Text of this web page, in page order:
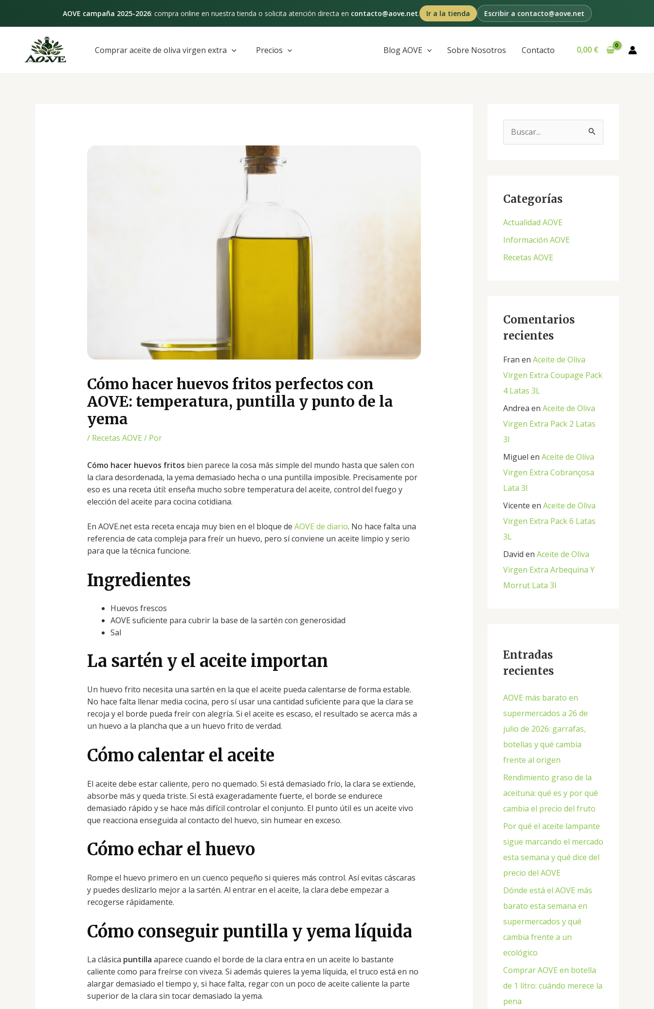
AOVE campaña 2025-2026: compra online en nuestra tienda o solicita atención directa en contacto@aove.net. Ir a la tienda Escribir a contacto@aove.net
contenido
Comprar aceite de oliva virgen extra
Precios Blog AOVE Sobre Nosotros Contacto 0,00 €
Cómo hacer huevos fritos perfectos con
AOVE: temperatura, puntilla y punto de la
yema
/ Recetas AOVE / Por
Cómo hacer huevos fritos bien parece la cosa más simple del mundo hasta que salen con
la clara desordenada, la yema demasiado hecha o una puntilla imposible. Precisamente por
eso es una receta útil: enseña mucho sobre temperatura del aceite, control del fuego y
elección del aceite para cocina cotidiana.
En AOVE.net esta receta encaja muy bien en el bloque de AOVE de diario. No hace falta una
referencia de cata compleja para freír un huevo, pero sí conviene un aceite limpio y serio
para que la técnica funcione.
Ingredientes
Huevos frescos
AOVE suficiente para cubrir la base de la sartén con generosidad
Sal
La sartén y el aceite importan
Un huevo frito necesita una sartén en la que el aceite pueda calentarse de forma estable.
No hace falta llenar media cocina, pero sí usar una cantidad suficiente para que la clara se
recoja y el borde pueda freír con alegría. Si el aceite es escaso, el resultado se acerca más a
un huevo a la plancha que a un huevo frito de verdad.
Cómo calentar el aceite
El aceite debe estar caliente, pero no quemado. Si está demasiado frío, la clara se extiende,
absorbe más y queda triste. Si está exageradamente fuerte, el borde se endurece
demasiado rápido y se hace más difícil controlar el conjunto. El punto útil es un aceite vivo
que reacciona enseguida al contacto del huevo, sin humear en exceso.
Cómo echar el huevo
Rompe el huevo primero en un cuenco pequeño si quieres más control. Así evitas cáscaras
y puedes deslizarlo mejor a la sartén. Al entrar en el aceite, la clara debe empezar a
recogerse rápidamente.
Cómo conseguir puntilla y yema líquida
La clásica puntilla aparece cuando el borde de la clara entra en un aceite lo bastante
caliente como para freírse con viveza. Si además quieres la yema líquida, el truco está en no
alargar demasiado el tiempo y, si hace falta, regar con un poco de aceite caliente la parte
superior de la clara sin tocar demasiado la yema.
de
entradas
a
p
o
r
Categorías
Actualidad AOVE
Información AOVE
Recetas AOVE
Comentarios
recientes
Fran en Aceite de Oliva
Virgen Extra Coupage Pack
4 Latas 3L
Andrea en Aceite de Oliva
Virgen Extra Pack 2 Latas
3l
Miguel en Aceite de Oliva
Virgen Extra Cobrançosa
Lata 3l
Vicente en Aceite de Oliva
Virgen Extra Pack 6 Latas
3L
David en Aceite de Oliva
Virgen Extra Arbequina Y
Morrut Lata 3l
Entradas
recientes
AOVE más barato en
supermercados a 26 de
julio de 2026: garrafas,
botellas y qué cambia
frente al origen
Rendimiento graso de la
aceituna: qué es y por qué
cambia el precio del fruto
Por qué el aceite lampante
sigue marcando el mercado
esta semana y qué dice del
precio del AOVE
Dónde está el AOVE más
barato esta semana en
supermercados y qué
cambia frente a un
ecológico
Comprar AOVE en botella
de 1 litro: cuándo merece la
pena